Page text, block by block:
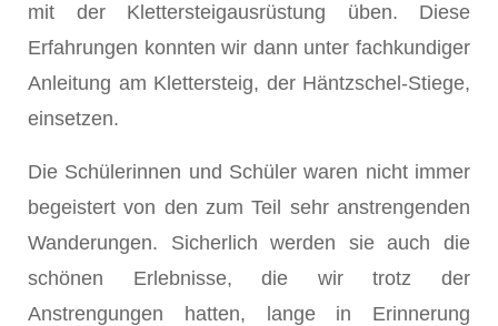
mit der Klettersteigausrüstung üben. Diese
Erfahrungen konnten wir dann unter fachkundiger
Anleitung am Klettersteig, der Häntzschel-Stiege,
einsetzen.
Die Schülerinnen und Schüler waren nicht immer
begeistert von den zum Teil sehr anstrengenden
Wanderungen. Sicherlich werden sie auch die
schönen Erlebnisse, die wir trotz der
Anstrengungen hatten, lange in Erinnerung